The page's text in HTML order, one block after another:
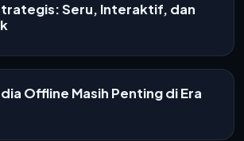
Seru, Interaktif, dan
Offline Masih Penting di Era